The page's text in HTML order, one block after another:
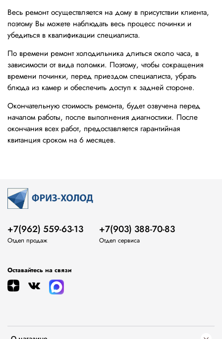
Весь ремонт осуществляется на дому в присутствии клиента,
поэтому Вы можете наблюдать весь процесс починки и
убедиться в квалификации специалиста.
По времени ремонт холодильника длиться около часа, в
зависимости от вида поломки. Поэтому, чтобы сокращения
времени починки, перед приездом специалиста, убрать
блюда из камер и обеспечить доступ к задней стороне.
Окончательную стоимость ремонта, будет озвучена перед
началом работы, после выполнения диагностики. После
окончания всех работ, предоставляется гарантийная
квитанция сроком на 6 месяцев.
+7(962) 559-63-13
Отдел продаж
+7(903) 388-70-83
Отдел сервиса
Оставайтесь на связи